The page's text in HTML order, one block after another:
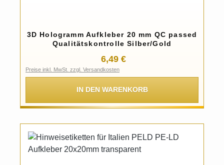
3D Hologramm Aufkleber 20 mm QC passed
Qualitätskontrolle Silber/Gold
Regulärer Preis:
6,49 €
Preise inkl. MwSt. zzgl. Versandkosten
IN DEN WARENKORB